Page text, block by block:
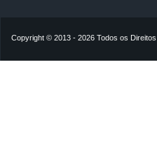
Copyright © 2013 - 2026 Todos os